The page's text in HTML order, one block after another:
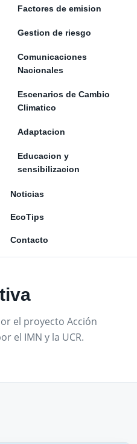
Factores de emision
Gestion de riesgo
Comunicaciones
Nacionales
Escenarios de Cambio
Climatico
Adaptacion
Educacion y
sensibilizacion
Noticias
EcoTips
Contacto
el proyecto Acción
el IMN y la UCR.